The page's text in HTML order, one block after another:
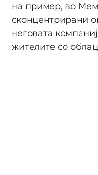
на пример, во
сконцентрирани
неговата
жителите со